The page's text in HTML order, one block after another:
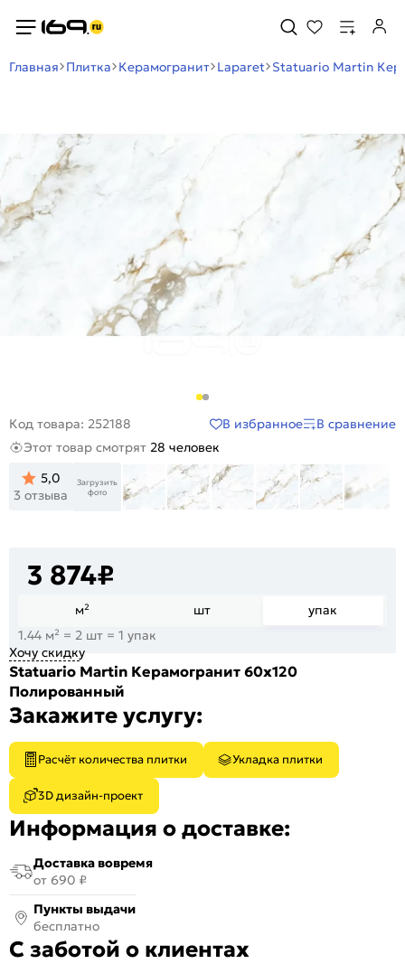
Главная Плитка Керамогранит Laparet Statuario Martin
Код товара: 252188 В избранное
В сравнение
Этот товар смотрят 28 человек
5,0
3 отзыва
Загрузить
фото
+5
3 874₽
м² шт
упак
1.44 м² = 2 шт = 1 упак
Хочу скидку
Statuario Martin Керамогранит 60х120
Полированный
Закажите услугу:
Расчёт количества плитки Укладка плитки
3D дизайн-проект
Информация о доставке:
Доставка вовремя
от 690 ₽
Пункты выдачи
бесплатно
С заботой о клиентах